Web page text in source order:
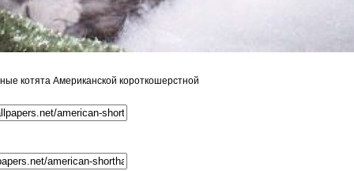
котята Американской короткошерстной